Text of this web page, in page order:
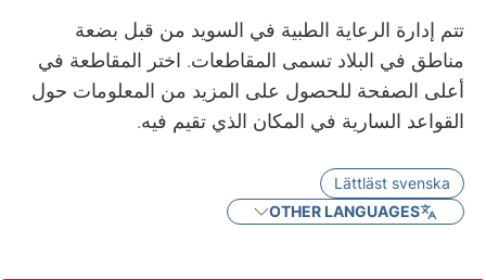
تتم إدارة الرعاية الطبية في السويد من قبل بضعة
مناطق في البلاد تسمى المقاطعات. اختر المقاطعة في
أعلى الصفحة للحصول على المزيد من المعلومات حول
القواعد السارية في المكان الذي تقيم فيه.
Lättläst svenska
OTHER LANGUAGES